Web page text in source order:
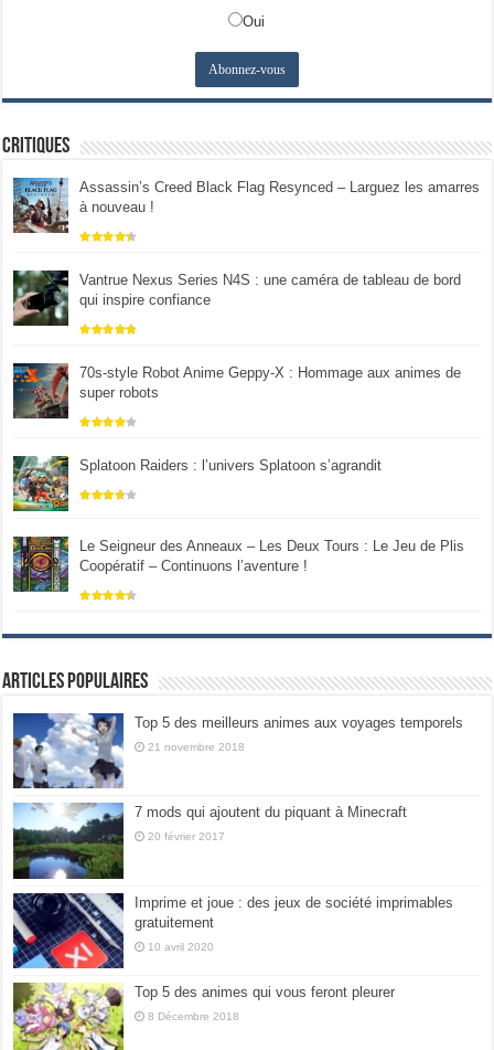
Oui
Critiques
Assassin’s Creed Black Flag Resynced – Larguez les amarres
à nouveau !
Vantrue Nexus Series N4S : une caméra de tableau de bord
qui inspire confiance
70s-style Robot Anime Geppy-X : Hommage aux animes de
super robots
Splatoon Raiders : l’univers Splatoon s’agrandit
Le Seigneur des Anneaux – Les Deux Tours : Le Jeu de Plis
Coopératif – Continuons l’aventure !
Articles populaires
Top 5 des meilleurs animes aux voyages temporels
21 novembre 2018
7 mods qui ajoutent du piquant à Minecraft
20 février 2017
Imprime et joue : des jeux de société imprimables
gratuitement
10 avril 2020
Top 5 des animes qui vous feront pleurer
8 Décembre 2018